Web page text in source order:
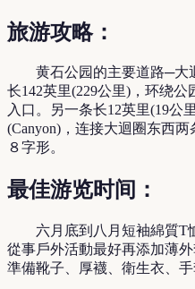
旅游攻略：
黄石公园的主要道路─大迴
长142英里(229公里)，环绕
入口。另一条长12英里(19公
(Canyon)，连接大迴圈东西
８字形。
最佳游览时间：
六月底到八月短袖綿質T
從事戶外活動最好再添加薄
準備靴子、厚襪、衛生衣、手